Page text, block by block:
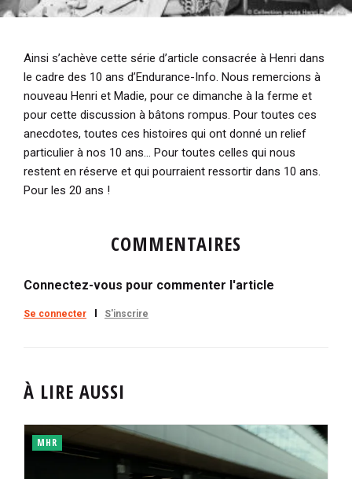
Ainsi s’achève cette série d’article consacrée à Henri dans
le cadre des 10 ans d’Endurance-Info. Nous remercions à
nouveau Henri et Madie, pour ce dimanche à la ferme et
pour cette discussion à bâtons rompus. Pour toutes ces
anecdotes, toutes ces histoires qui ont donné un relief
particulier à nos 10 ans… Pour toutes celles qui nous
restent en réserve et qui pourraient ressortir dans 10 ans.
Pour les 20 ans !
COMMENTAIRES
Connectez-vous pour commenter l'article
Se connecter S'inscrire
À LIRE AUSSI
MHR